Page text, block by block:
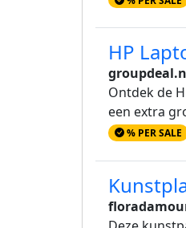
HP
Ontdek de
een extra
% PER SALE